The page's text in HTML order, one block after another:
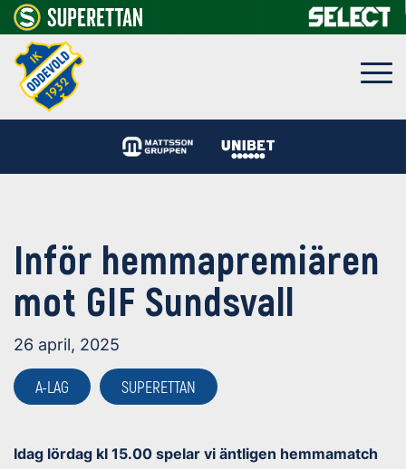
Inför hemmapremiären
mot GIF Sundsvall
26 april, 2025
A-LAG SUPERETTAN
Idag lördag kl 15.00 spelar vi äntligen hemmamatch